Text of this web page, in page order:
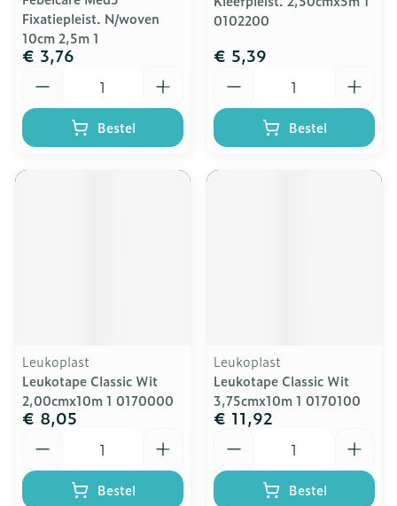
Fixatiepleist. N/woven
10cm 2,5m 1
€ 3,76
Bestel
0102200
€ 5,39
Bestel
Leukoplast
Leukotape Classic Wit
2,00cmx10m 1 0170000
€ 8,05
Bestel
Leukoplast
Leukotape Classic Wit
3,75cmx10m 1 0170100
€ 11,92
Bestel